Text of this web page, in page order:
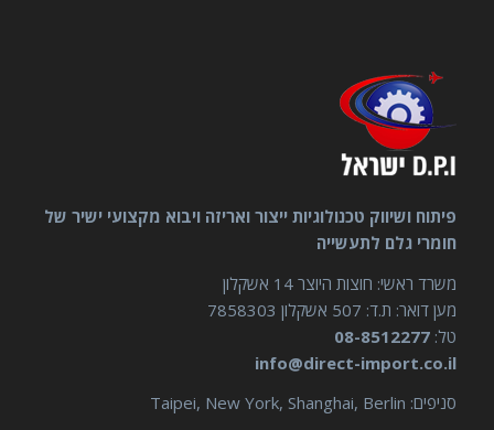
פיתוח ושיווק טכנולוגיות ייצור ואריזה ויבוא מקצועי ישיר של
חומרי גלם לתעשייה
משרד ראשי: חוצות היוצר 14 אשקלון
מען דואר: ת.ד: 507 אשקלון 7858303
טל: 08-8512277
info@direct-import.co.il
סניפים: Taipei, New York, Shanghai, Berlin